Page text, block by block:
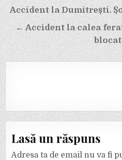
Navigare
în
articole
Accident la Dumitrești.
← Accident la calea
Lasă un răspuns
Adresa ta de email nu va fi